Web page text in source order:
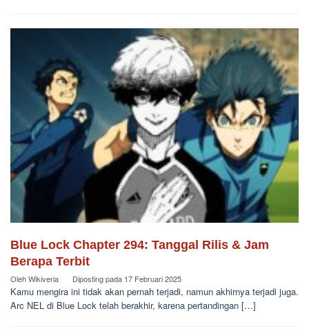
Blue Lock Chapter 294: Tanggal Rilis & Jam
Berapa Terbit
OlehWikiveria Diposting pada 17 Februari 2025
Kamu mengira ini tidak akan pernah terjadi, namun akhirnya terjadi juga.
Arc NEL di Blue Lock telah berakhir, karena pertandingan […]